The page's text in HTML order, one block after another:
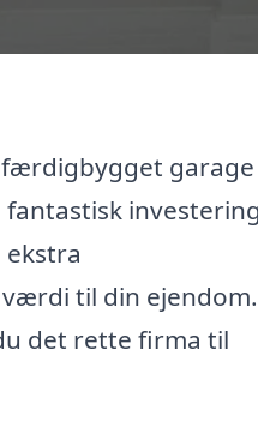
garage
ekstra
til din ejendom.
det rette firma til